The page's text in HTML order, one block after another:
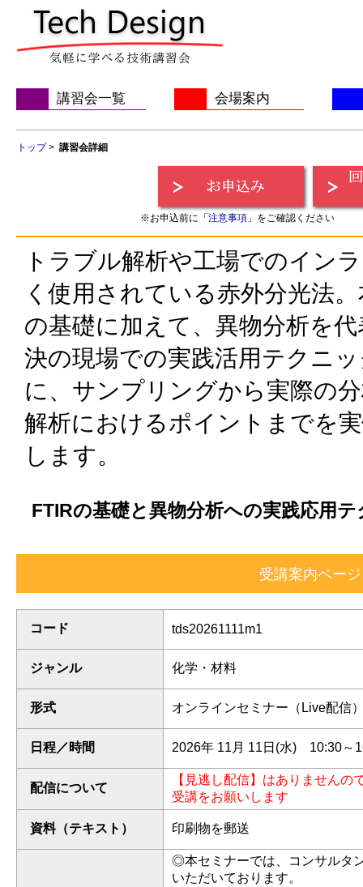
講習会一覧 会場案内
トップ> 講習会詳細
※お申込前に「 注意事項」をご確認ください
トラブル解析や工場でのイン
く使用されている赤外分光法
の基礎に加えて、異物分析を
決の現場での実践活用テクニ
に、サンプリングから実際の
解析におけるポイントまでを
します。
FTIRの基礎と異物分析への実践応用
コード tds20261111m1
ジャンル 化学・材料
形式 オンラインセミナー（Live配信
日程／時間 2026年 11月 11日(水) 10:30～
配信について
【見逃し配信】はありません
受講をお願いします
資料（テキスト） 印刷物を郵送
◎本セミナーでは、コンサルタ
いただいております。